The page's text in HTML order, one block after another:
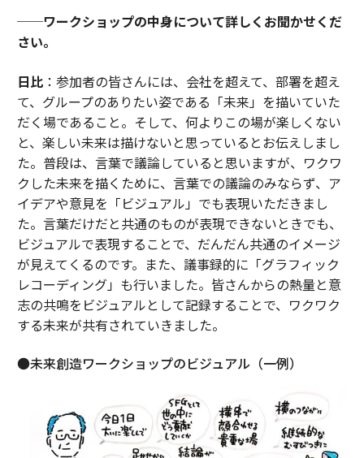
──ワークショップの中身について詳しくお聞かせくだ
さい。
日比：参加者の皆さんには、会社を超えて、部署を超え
て、グループのありたい姿である「未来」を描いていた
だく場であること。そして、何よりこの場が楽しくない
と、楽しい未来は描けないと思っているとお伝えしまし
た。普段は、言葉で議論していると思いますが、ワクワ
クした未来を描くために、言葉での議論のみならず、ア
イデアや意見を「ビジュアル」でも表現いただきまし
た。言葉だけだと共通のものが表現できないときでも、
ビジュアルで表現することで、だんだん共通のイメージ
が見えてくるのです。また、議事録的に「グラフィック
レコーディング」も行いました。皆さんからの熱量と意
志の共鳴をビジュアルとして記録することで、ワクワク
する未来が共有されていきました。
●未来創造ワークショップのビジュアル（一例）